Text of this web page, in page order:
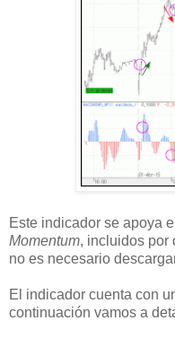
Este indicador se apoya
Momentum, incluidos por
no es necesario
El indicador cuenta con
continuación vamos a